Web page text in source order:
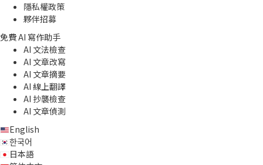
隱私權政策
夥伴招募
免費 AI 寫作助手
AI 文法檢查
AI 文章改寫
AI 文章摘要
AI 線上翻譯
AI 抄襲檢查
AI 文章偵測
English
한국어
日本語